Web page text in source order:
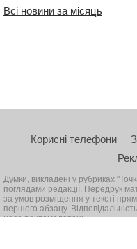
Всі новини за місяць
Корисні телефони
Думки, викладені у рубриках
поглядами редакції. Передрук
за умов розміщення у тексті
першого абзацу.
несе рекламодавець